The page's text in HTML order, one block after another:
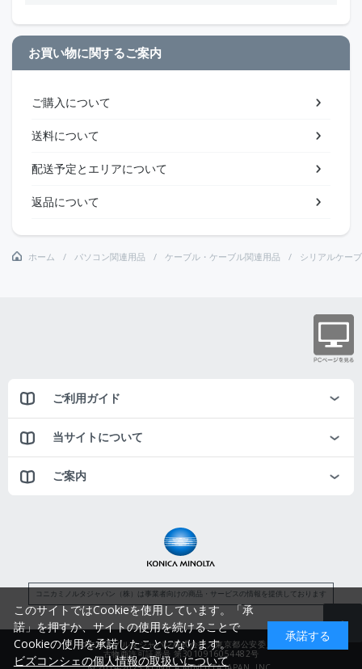
お買い物に関するご案内
ご購入について
送料について
配送予定とエリアについて
返品について
ホーム パソコン関連用品 ケーブル・ケーブル関連用品 シリアルケー
ご利用ガイド
当サイトについて
ご案内
コニカミノルタジャパン（株）は事業者向けの商品・サービスの情報を提供しております
コニカミノルタジャパン株式会社／東京都公安委員会
古物商許可証番号 第3010916054482号
このサイトではCookieを使用しています。「承
諾」を押すか、サイトの使用を続けることで
Cookieの使用を承諾したことになります。
ビズコンシェの個人情報の取扱いについて
承諾する